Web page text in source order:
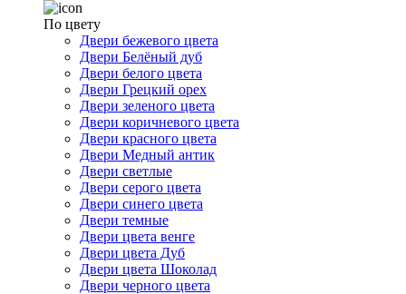
По цвету
Двери бежевого цвета
Двери Белёный дуб
Двери белого цвета
Двери Грецкий орех
Двери зеленого цвета
Двери коричневого цвета
Двери красного цвета
Двери Медный антик
Двери светлые
Двери серого цвета
Двери синего цвета
Двери темные
Двери цвета венге
Двери цвета Дуб
Двери цвета Шоколад
Двери черного цвета